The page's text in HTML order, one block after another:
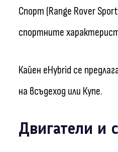
Спорт (Range Rover
спортните
Кайен eHybrid се
на всъдеход или Купе.
Двигатели и